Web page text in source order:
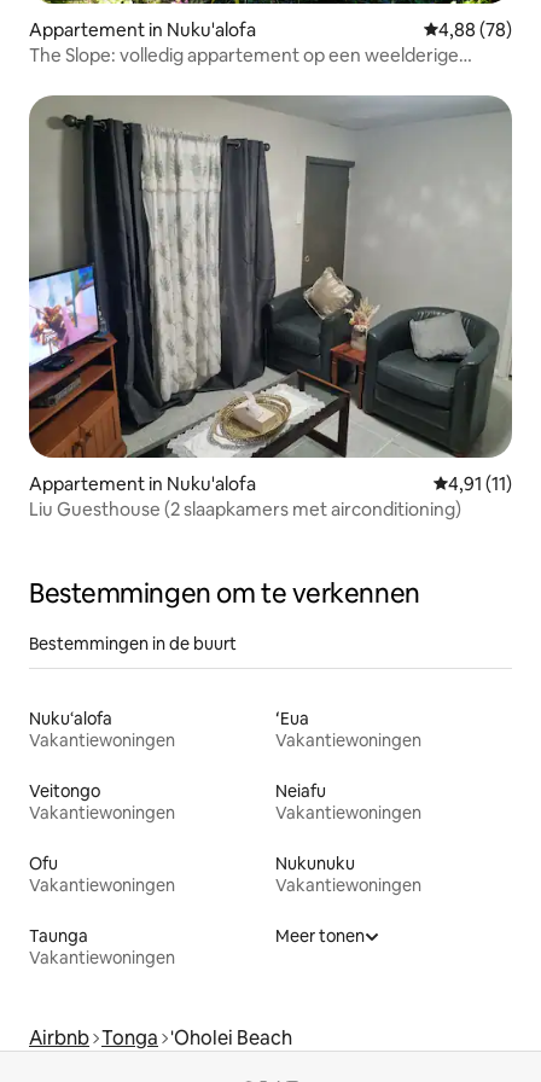
Appartement in Nuku'alofa Gemiddelde
4,88 (78)
The Slope: volledig appartement op een weelderige
Appartement in Nuku'alofa Gemiddelde
4,91 (11)
Liu Guesthouse (2 slaapkamers met airconditioning)
Bestemmingen om te verkennen
Bestemmingen in de buurt
Nuku‘alofa
Vakantiewoningen
ʻEua
Vakantiewoningen
Veitongo
Vakantiewoningen
Neiafu
Vakantiewoningen
Ofu
Vakantiewoningen
Nukunuku
Vakantiewoningen
Taunga
Vakantiewoningen
Meer tonen
Airbnb Tonga 'Oholei Beach